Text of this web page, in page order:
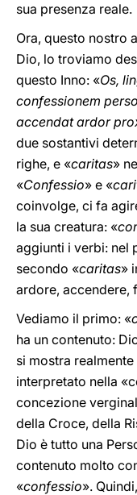
sua presenza reale.
Ora, questo nostro
Dio, lo troviamo
questo Inno: «Os,
confessionem
accendat ardor
due sostantivi
righe, e «caritas»
«Confessio» e «
coinvolge, ci fa
la sua creatura: «
aggiunti i verbi: nel
secondo «caritas»
ardore, accendere,
Vediamo il primo: «
ha un contenuto:
si mostra
interpretato nella
concezione
della Croce, della
Dio è tutto una
contenuto molto
«confessio».